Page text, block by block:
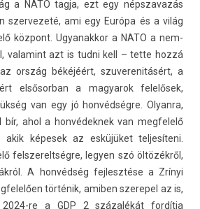
a NATO tagja, ezt egy népszavazás
szer­vezeté, ami egy Európa és a világ
központ. Ugyanak­kor a NATO a nem­
valamint azt is tudni kell – tette hozzá
ország békéjéért, szuverenitásért, a
el­sősor­ban a magyarok felelősek,
van egy jó honvédségre. Olyan­ra,
ahol a hon­védek­nek van meg­felelő
akik képesek az esküjüket tel­jesíteni.
felszereltség­re, legy­en szó öltözékről,
A honvédség fej­lesztése a Zrínyi
történik, amib­en szerepel az is,
2024-re a GDP 2 százalékát fordítja